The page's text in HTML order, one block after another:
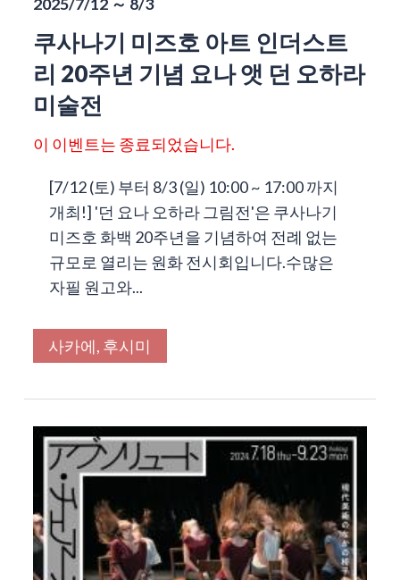
쿠사나기 미즈호 아트 인더스트
리 20주년 기념 요나 앳 던 오하라
미술전
이 이벤트는 종료되었습니다.
[7/12 (토) 부터 8/3 (일) 10:00 ~ 17:00 까지
개최!] '던 요나 오하라 그림전'은 쿠사나기
미즈호 화백 20주년을 기념하여 전례 없는
규모로 열리는 원화 전시회입니다.수많은
자필 원고와...
사카에, 후시미